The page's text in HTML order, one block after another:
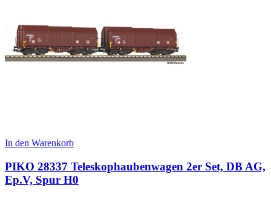
In den Warenkorb
PIKO 28337 Teleskophaubenwagen 2er Set, DB AG,
Ep.V, Spur H0